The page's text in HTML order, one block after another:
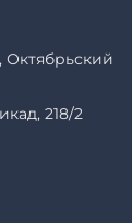
Октябрьский
218/2